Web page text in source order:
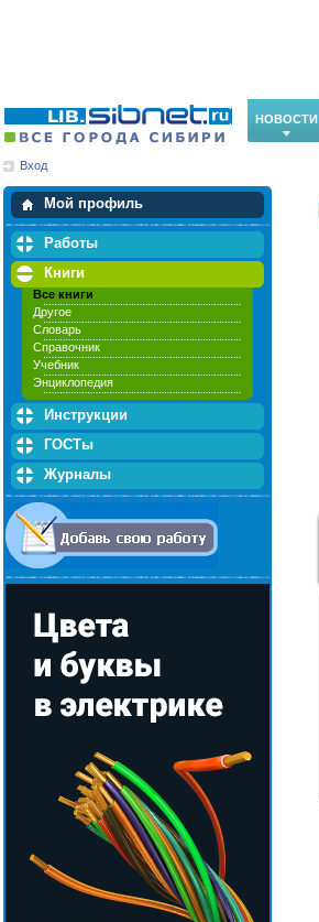
НОВОСТИ
Вход
Мой профиль
Мои закладки
Работы
Книги
Все книги
Другое
Словарь
Справочник
Учебник
Энциклопедия
Инструкции
ГОСТы
Журналы